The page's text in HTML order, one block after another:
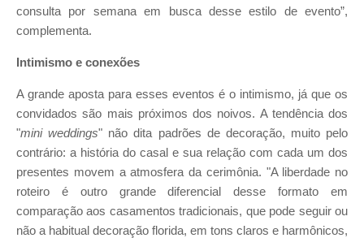
consulta por semana em busca desse estilo de evento”,
complementa.
Intimismo e conexões
A grande aposta para esses eventos é o intimismo, já que os
convidados são mais próximos dos noivos. A tendência dos
"mini weddings" não dita padrões de decoração, muito pelo
contrário: a história do casal e sua relação com cada um dos
presentes movem a atmosfera da cerimônia. "A liberdade no
roteiro é outro grande diferencial desse formato em
comparação aos casamentos tradicionais, que pode seguir ou
não a habitual decoração florida, em tons claros e harmônicos,